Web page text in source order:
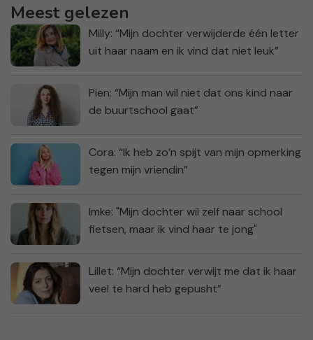
Meest gelezen
Milly: “Mijn dochter verwijderde één letter
uit haar naam en ik vind dat niet leuk”
Pien: “Mijn man wil niet dat ons kind naar
de buurtschool gaat”
Cora: “Ik heb zo’n spijt van mijn opmerking
tegen mijn vriendin”
Imke: "Mijn dochter wil zelf naar school
fietsen, maar ik vind haar te jong"
Lillet: “Mijn dochter verwijt me dat ik haar
veel te hard heb gepusht”